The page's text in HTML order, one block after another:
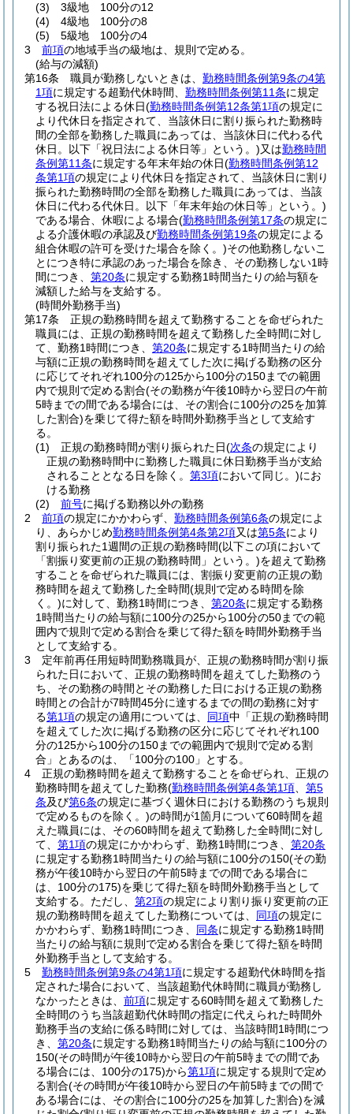
(3)
3級地 100分の12
(4)
4級地 100分の8
(5)
5級地 100分の4
3
前項の地域手当の級地は、規則で定める。
(給与の減額)
第16条
職員が勤務しないときは、 勤務時間条例第9条の4第
1項に規定する超勤代休時間、 勤務時間条例第11条に規定
する祝日法による休日(勤務時間条例第12条第1項の規定に
より代休日を指定されて、当該休日に割り振られた勤務時
間の全部を勤務した職員にあっては、当該休日に代わる代
休日。以下「祝日法による休日等」という。)又は勤務時間
条例第11条に規定する年末年始の休日(勤務時間条例第12
条第1項の規定により代休日を指定されて、当該休日に割り
振られた勤務時間の全部を勤務した職員にあっては、当該
休日に代わる代休日。以下「年末年始の休日等」という。)
である場合、休暇による場合(勤務時間条例第17条の規定に
よる介護休暇の承認及び勤務時間条例第19条の規定による
組合休暇の許可を受けた場合を除く。)その他勤務しないこ
とにつき特に承認のあった場合を除き、その勤務しない1時
間につき、 第20条に規定する勤務1時間当たりの給与額を
減額した給与を支給する。
(時間外勤務手当)
第17条
正規の勤務時間を超えて勤務することを命ぜられた
職員には、正規の勤務時間を超えて勤務した全時間に対し
て、勤務1時間につき、 第20条に規定する1時間当たりの給
与額に正規の勤務時間を超えてした次に掲げる勤務の区分
に応じてそれぞれ100分の125から100分の150までの範囲
内で規則で定める割合(その勤務が午後10時から翌日の午前
5時までの間である場合には、その割合に100分の25を加算
した割合)を乗じて得た額を時間外勤務手当として支給す
る。
(1)
正規の勤務時間が割り振られた日(次条の規定により
正規の勤務時間中に勤務した職員に休日勤務手当が支給
されることとなる日を除く。 第3項において同じ。)にお
ける勤務
(2)
前号に掲げる勤務以外の勤務
2
前項の規定にかかわらず、 勤務時間条例第6条の規定によ
り、あらかじめ勤務時間条例第4条第2項又は第5条により
割り振られた1週間の正規の勤務時間(以下この項において
「割振り変更前の正規の勤務時間」という。)を超えて勤務
することを命ぜられた職員には、割振り変更前の正規の勤
務時間を超えて勤務した全時間(規則で定める時間を除
く。)に対して、勤務1時間につき、 第20条に規定する勤務
1時間当たりの給与額に100分の25から100分の50までの範
囲内で規則で定める割合を乗じて得た額を時間外勤務手当
として支給する。
3
定年前再任用短時間勤務職員が、正規の勤務時間が割り振
られた日において、正規の勤務時間を超えてした勤務のう
ち、その勤務の時間とその勤務した日における正規の勤務
時間との合計が7時間45分に達するまでの間の勤務に対す
る第1項の規定の適用については、 同項中「正規の勤務時間
を超えてした次に掲げる勤務の区分に応じてそれぞれ100
分の125から100分の150までの範囲内で規則で定める割
合」とあるのは、「100分の100」とする。
4
正規の勤務時間を超えて勤務することを命ぜられ、正規の
勤務時間を超えてした勤務(勤務時間条例第4条第1項
第5
条及び第6条の規定に基づく週休日における勤務のうち規則
で定めるものを除く。)の時間が1箇月について60時間を超
えた職員には、その60時間を超えて勤務した全時間に対し
て、 第1項の規定にかかわらず、勤務1時間につき、 第20条
に規定する勤務1時間当たりの給与額に100分の150(その勤
務が午後10時から翌日の午前5時までの間である場合に
は、100分の175)を乗じて得た額を時間外勤務手当として
支給する。 ただし、 第2項の規定により割り振り変更前の正
規の勤務時間を超えてした勤務については、 同項の規定に
かかわらず、勤務1時間につき、 同条に規定する勤務1時間
当たりの給与額に規則で定める割合を乗じて得た額を時間
外勤務手当として支給する。
5
勤務時間条例第9条の4第1項に規定する超勤代休時間を指
定された場合において、当該超勤代休時間に職員が勤務し
なかったときは、 前項に規定する60時間を超えて勤務した
全時間のうち当該超勤代休時間の指定に代えられた時間外
勤務手当の支給に係る時間に対しては、当該時間1時間につ
き、 第20条に規定する勤務1時間当たりの給与額に100分の
150(その時間が午後10時から翌日の午前5時までの間であ
る場合には、100分の175)から第1項に規定する規則で定め
る割合(その時間が午後10時から翌日の午前5時までの間で
ある場合には、その割合に100分の25を加算した割合)を減